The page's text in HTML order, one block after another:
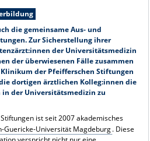
die gemeinsame Aus- und
Zur Sicherstellung ihrer
der Universitätsmedizin
der überwiesenen Fälle zusammen
der Pfeifferschen Stiftungen
dortigen ärztlichen Kolleg:innen die
der Universitätsmedizin zu
ist seit 2007 akademisches
Guericke-Universität Magdeburg. Diese